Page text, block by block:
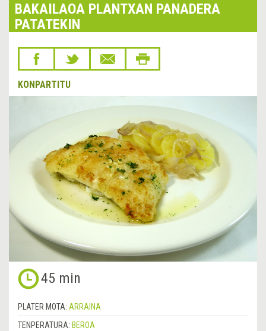
BAKAILAOA PLANTXAN PANADERA
PATATEKIN
KONPARTITU
45 min
PLATER MOTA: ARRAINA
TENPERATURA: BEROA